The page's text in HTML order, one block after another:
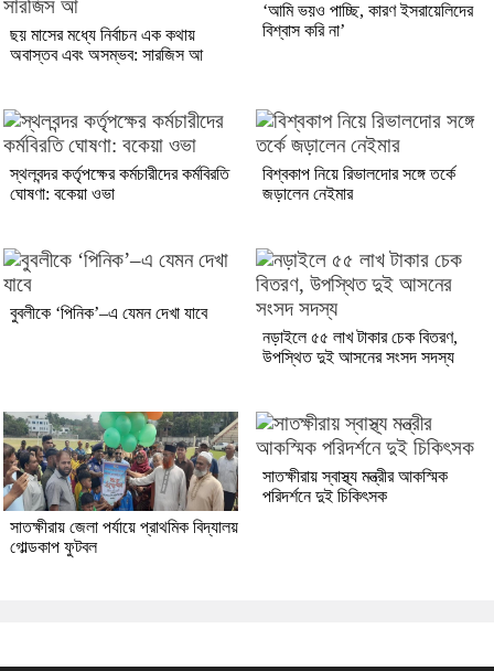
ছয় মাসের মধ্যে নির্বাচন এক কথায়
অবাস্তব এবং অসম্ভব: সারজিস আ
‘আমি ভয়ও পাচ্ছি, কারণ ইসরায়েলিদের
বিশ্বাস করি না’
স্থলবন্দর কর্তৃপক্ষের কর্মচারীদের কর্মবিরতি
ঘোষণা: বকেয়া ওভা
বিশ্বকাপ নিয়ে রিভালদোর সঙ্গে তর্কে
জড়ালেন নেইমার
বুবলীকে ‘পিনিক’–এ যেমন দেখা যাবে
নড়াইলে ৫৫ লাখ টাকার চেক বিতরণ,
উপস্থিত দুই আসনের সংসদ সদস্য
সাতক্ষীরায় জেলা পর্যায়ে প্রাথমিক বিদ্যালয়
গোল্ডকাপ ফুটবল
সাতক্ষীরায় স্বাস্থ্য মন্ত্রীর আকস্মিক
পরিদর্শনে দুই চিকিৎসক